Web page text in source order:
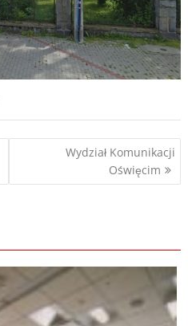
Wydział Komunikacji
Oświęcim